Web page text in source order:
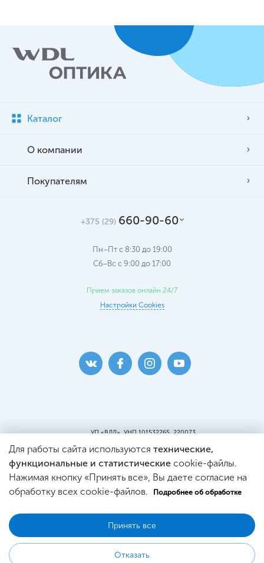
Каталог
О компании
Покупателям
+375 (29) 660-90-60
Пн–Пт с 8:30 до 19:00
Сб–Вс c 9:00 до 17:00
Прием заказов онлайн 24/7
Настройки Cookies
УП «ВДЛ», УНП 101532265, 220073
Пункт самовывоза:
г. Минск, ул. Кальварийская, 25, пом. 220
Минским Горисполкомом.
Регистрация в Торговом реестре
№444353 от 21.03.2019г.
Для работы сайта используются технические,
функциональные и статистические cookie-файлы.
Нажимая кнопку «Принять все», Вы даете согласие на
обработку всех cookie-файлов.
Подробнее об обработке
Принять все
Отказать